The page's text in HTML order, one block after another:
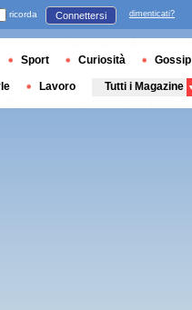
ricorda Connettersi dimenticati?
Sport Curiosità Gossip
Lavoro Tutti i Magazine